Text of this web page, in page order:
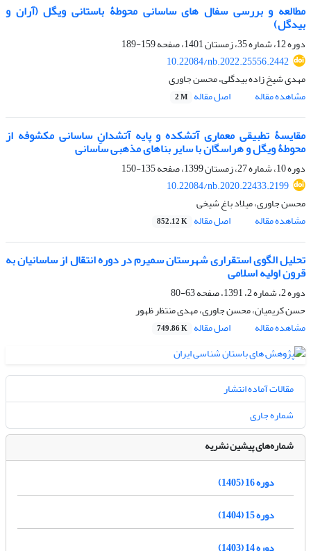
مطالعه و بررسی سفال های ساسانی محوطۀ باستانی ویگل (آران و
بیدگل)
دوره 12، شماره 35، زمستان 1401، صفحه
159-189
10.22084/nb.2022.25556.2442
مهدی شیخ زاده بیدگلی، محسن جاوری
مشاهده مقاله
اصل مقاله 2 M
مقایسۀ تطبیقی معماری آتشکده و پایه آتشدانِ ساسانی مکشوفه از
محوطۀ ویگل و هراسگان با سایر بناهای مذهبی ساسانی
دوره 10، شماره 27، زمستان 1399، صفحه
135-150
10.22084/nb.2020.22433.2199
محسن جاوری، میلاد باغ شیخی
مشاهده مقاله
اصل مقاله 852.12 K
تحلیل الگوی استقراری شهرستان سمیرم در دوره انتقال از ساسانیان به
قرون اولیه اسلامی
دوره 2، شماره 2، 1391، صفحه
63-80
حسن کریمیان، محسن جاوری، مهدی منتظر ظهور
مشاهده مقاله
اصل مقاله 749.86 K
مقالات آماده انتشار
شماره جاری
شماره‌های پیشین نشریه
دوره 16 (1405)
دوره 15 (1404)